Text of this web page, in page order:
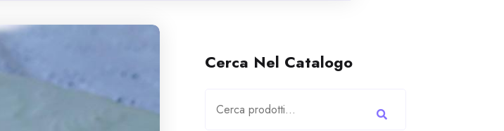
Cerca Nel Catalogo